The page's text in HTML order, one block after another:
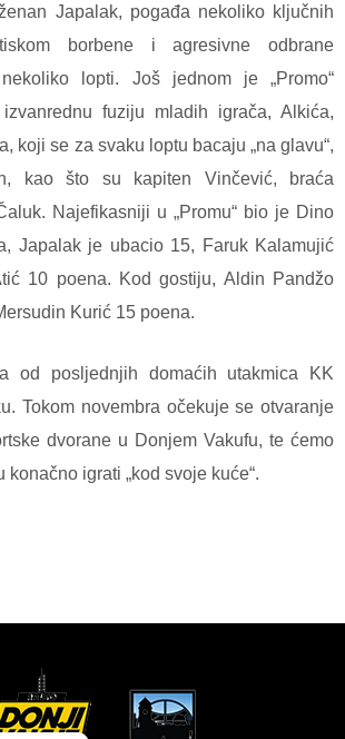
Japalak, pogađa nekoliko ključnih
borbene i agresivne odbrane
lopti. Još jednom je „Promo“
fuziju mladih igrača, Alkića,
koji se za svaku loptu bacaju „na glavu“,
kao što su kapiten Vinčević, braća
Najefikasniji u „Promu“ bio je Dino
Japalak je ubacio 15, Faruk Kalamujić
10 poena. Kod gostiju, Aldin Pandžo
Kurić 15 poena.
od posljednjih domaćih utakmica KK
Tokom novembra očekuje se otvaranje
dvorane u Donjem Vakufu, te ćemo
konačno igrati „kod svoje kuće“.